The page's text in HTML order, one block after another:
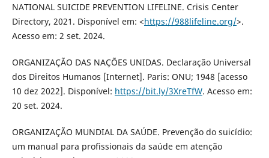
NATIONAL SUICIDE PREVENTION LIFELINE. Crisis Center
Directory, 2021. Disponível em: <https://988lifeline.org/>.
Acesso em: 2 set. 2024.
ORGANIZAÇÃO DAS NAÇÕES UNIDAS. Declaração Universal
dos Direitos Humanos [Internet]. Paris: ONU; 1948 [acesso
10 dez 2022]. Disponível: https://bit.ly/3XreTfW. Acesso em:
20 set. 2024.
ORGANIZAÇÃO MUNDIAL DA SAÚDE. Prevenção do suicídio:
um manual para profissionais da saúde em atenção